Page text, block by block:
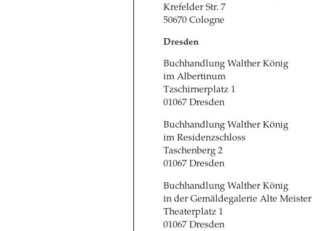
Krefelder Str. 7
50670 Cologne
Dresden
Buchhandlung Walther König
im Albertinum
Tzschirnerplatz 1
01067 Dresden
Buchhandlung Walther König
im Residenzschloss
Taschenberg 2
01067 Dresden
Buchhandlung Walther König
in der Gemäldegalerie Alte Meister
Theaterplatz 1
01067 Dresden